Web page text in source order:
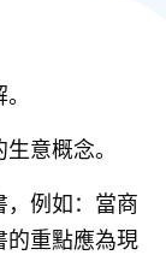
意概念。
，例如：當商
的重點應為現